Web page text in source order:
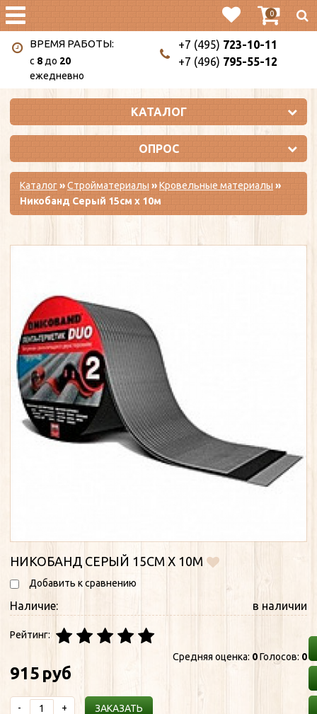
0
ВРЕМЯ РАБОТЫ:
c 8 до 20
ежедневно
+7 (495) 723-10-11
+7 (496) 795-55-12
КАТАЛОГ
ОПРОС
Каталог»Стройматериалы »Кровельные материалы »
Никобанд Серый 15см х 10м
НИКОБАНД СЕРЫЙ 15СМ Х 10М
Добавить к сравнению
Наличие: в наличии
Рейтинг:
Средняя оценка: 0Голосов: 0
915 руб
- + ЗАКАЗАТЬ